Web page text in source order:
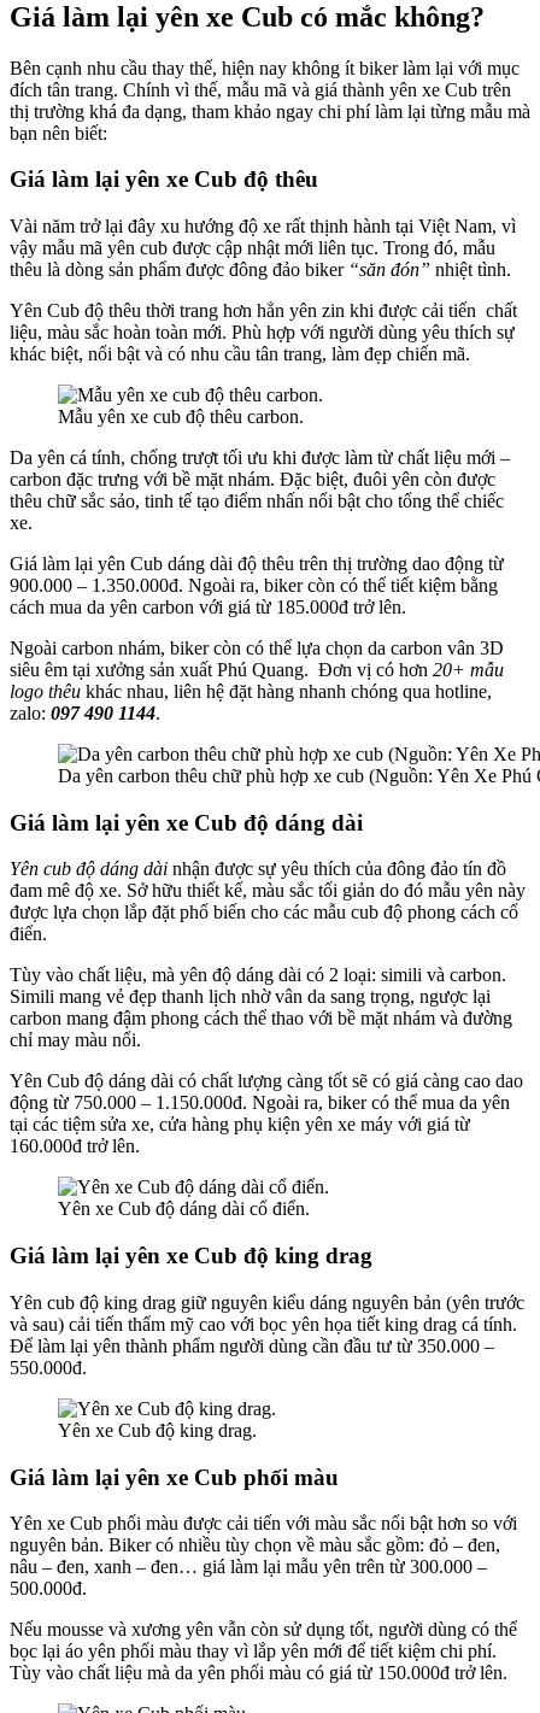
Giá làm lại yên xe Cub có mắc không?
Bên cạnh nhu cầu thay thế, hiện nay không ít biker làm lại với mục
đích tân trang. Chính vì thế, mẫu mã và giá thành yên xe Cub trên
thị trường khá đa dạng, tham khảo ngay chi phí làm lại từng mẫu mà
bạn nên biết:
Giá làm lại yên xe Cub độ thêu
Vài năm trở lại đây xu hướng độ xe rất thịnh hành tại Việt Nam, vì
vậy mẫu mã yên cub được cập nhật mới liên tục. Trong đó, mẫu
thêu là dòng sản phẩm được đông đảo biker “săn đón” nhiệt tình.
Yên Cub độ thêu thời trang hơn hẳn yên zin khi được cải tiến chất
liệu, màu sắc hoàn toàn mới. Phù hợp với người dùng yêu thích sự
khác biệt, nổi bật và có nhu cầu tân trang, làm đẹp chiến mã.
Mẫu yên xe cub độ thêu carbon.
Da yên cá tính, chống trượt tối ưu khi được làm từ chất liệu mới –
carbon đặc trưng với bề mặt nhám. Đặc biệt, đuôi yên còn được
thêu chữ sắc sảo, tinh tế tạo điểm nhấn nổi bật cho tổng thể chiếc
xe.
Giá làm lại yên Cub dáng dài độ thêu trên thị trường dao động từ
900.000 – 1.350.000đ. Ngoài ra, biker còn có thể tiết kiệm bằng
cách mua da yên carbon với giá từ 185.000đ trở lên.
Ngoài carbon nhám, biker còn có thể lựa chọn da carbon vân 3D
siêu êm tại xưởng sản xuất Phú Quang. Đơn vị có hơn 20+ mẫu
logo thêu khác nhau, liên hệ đặt hàng nhanh chóng qua hotline,
zalo: 097 490 1144.
Da yên carbon thêu chữ phù hợp xe cub (Nguồn: Yên Xe Phú
Giá làm lại yên xe Cub độ dáng dài
Yên cub độ dáng dài nhận được sự yêu thích của đông đảo tín đồ
đam mê độ xe. Sở hữu thiết kế, màu sắc tối giản do đó mẫu yên này
được lựa chọn lắp đặt phổ biến cho các mẫu cub độ phong cách cổ
điển.
Tùy vào chất liệu, mà yên độ dáng dài có 2 loại: simili và carbon.
Simili mang vẻ đẹp thanh lịch nhờ vân da sang trọng, ngược lại
carbon mang đậm phong cách thể thao với bề mặt nhám và đường
chỉ may màu nổi.
Yên Cub độ dáng dài có chất lượng càng tốt sẽ có giá càng cao dao
động từ 750.000 – 1.150.000đ. Ngoài ra, biker có thể mua da yên
tại các tiệm sửa xe, cửa hàng phụ kiện yên xe máy với giá từ
160.000đ trở lên.
Yên xe Cub độ dáng dài cổ điển.
Giá làm lại yên xe Cub độ king drag
Yên cub độ king drag giữ nguyên kiểu dáng nguyên bản (yên trước
và sau) cải tiến thẩm mỹ cao với bọc yên họa tiết king drag cá tính.
Để làm lại yên thành phẩm người dùng cần đầu tư từ 350.000 –
550.000đ.
Yên xe Cub độ king drag.
Giá làm lại yên xe Cub phối màu
Yên xe Cub phối màu được cải tiến với màu sắc nổi bật hơn so với
nguyên bản. Biker có nhiều tùy chọn về màu sắc gồm: đỏ – đen,
nâu – đen, xanh – đen… giá làm lại mẫu yên trên từ 300.000 –
500.000đ.
Nếu mousse và xương yên vẫn còn sử dụng tốt, người dùng có thể
bọc lại áo yên phối màu thay vì lắp yên mới để tiết kiệm chi phí.
Tùy vào chất liệu mà da yên phối màu có giá từ 150.000đ trở lên.